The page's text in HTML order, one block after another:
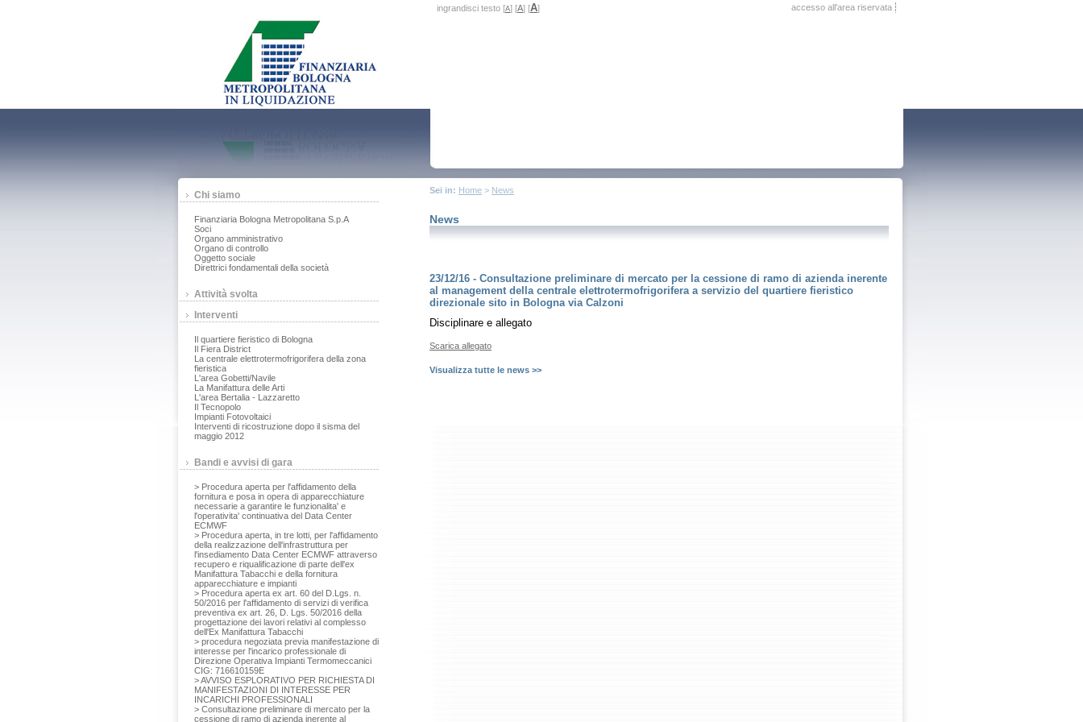
ingrandisci testo [A] [A] [A] accesso all'area riservata
Chi siamo
Finanziaria Bologna Metropolitana S.p.A
Soci
Organo amministrativo
Organo di controllo
Oggetto sociale
Direttrici fondamentali della società
Attività svolta
Interventi
Il quartiere fieristico di Bologna
Il Fiera District
La centrale elettrotermofrigorifera della zona
fieristica
L'area Gobetti/Navile
La Manifattura delle Arti
L'area Bertalia - Lazzaretto
Il Tecnopolo
Impianti Fotovoltaici
Interventi di ricostruzione dopo il sisma del
maggio 2012
Bandi e avvisi di gara
> Procedura aperta per l'affidamento della
fornitura e posa in opera di apparecchiature
necessarie a garantire le funzionalita' e
l'operativita' continuativa del Data Center
ECMWF
> Procedura aperta, in tre lotti, per l'affidamento
della realizzazione dell'infrastruttura per
l'insediamento Data Center ECMWF attraverso
recupero e riqualificazione di parte dell'ex
Manifattura Tabacchi e della fornitura
apparecchiature e impianti
> Procedura aperta ex art. 60 del D.Lgs. n.
50/2016 per l'affidamento di servizi di verifica
preventiva ex art. 26, D. Lgs. 50/2016 della
progettazione dei lavori relativi al complesso
dell'Ex Manifattura Tabacchi
> procedura negoziata previa manifestazione di
interesse per l'incarico professionale di
Direzione Operativa Impianti Termomeccanici
CIG: 716610159E
> AVVISO ESPLORATIVO PER RICHIESTA DI
MANIFESTAZIONI DI INTERESSE PER
INCARICHI PROFESSIONALI
> Consultazione preliminare di mercato per la
cessione di ramo di azienda inerente al
Sei in: Home > News
News
23/12/16 - Consultazione preliminare di mercato per la cessione di ramo di azienda inerente
al management della centrale elettrotermofrigorifera a servizio del quartiere fieristico
direzionale sito in Bologna via Calzoni
Disciplinare e allegato
Scarica allegato
Visualizza tutte le news >>